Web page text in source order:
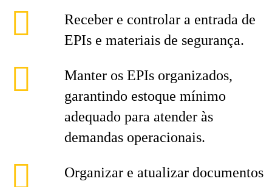
Receber e controlar a entrada de
EPIs e materiais de segurança.
Manter os EPIs organizados,
garantindo estoque mínimo
adequado para atender às
demandas operacionais.
Organizar e atualizar documentos